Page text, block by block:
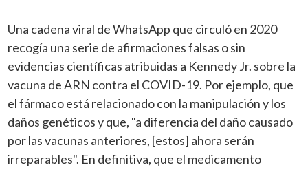
Una cadena viral de WhatsApp que circuló en 2020
recogía una serie de afirmaciones falsas o sin
evidencias científicas atribuidas a Kennedy Jr. sobre la
vacuna de ARN contra el COVID-19. Por ejemplo, que
el fármaco está relacionado con la manipulación y los
daños genéticos y que, "a diferencia del daño causado
por las vacunas anteriores, [estos] ahora serán
irreparables". En definitiva, que el medicamento